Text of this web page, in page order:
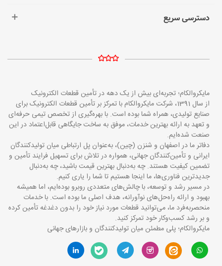
دسترسی سریع
مایکروالکام؛ تجربه‌ای بیش از یک دهه در تأمین قطعات الکترونیک
از سال 1391، شرکت مایکروالکام با تمرکز بر تأمین قطعات الکترونیک برای
صنایع تولیدی، همراه شما بوده است. با بهره‌گیری از تخصص تیمی حرفه‌ای
و تعهد به ارائه بهترین خدمات، موفق به ساخت جایگاهی قابل‌اعتماد در این
صنعت شده‌ایم.
دفاتر ما در اصفهان و شنزن (چین)، به‌عنوان پل ارتباطی میان تولیدکنندگان
ایرانی و تأمین‌کنندگان جهانی، همواره در تلاش برای تسهیل فرایند تأمین و
تضمین کیفیت هستند. چه به‌دنبال بهترین قیمت باشید، چه به‌دنبال
جدیدترین فناوری‌ها، ما اینجا هستیم تا شما را یاری کنیم.
در مسیر رشد و توسعه، با چالش‌های متعددی روبرو بوده‌ایم، اما همیشه
بهبود و ارائه راه‌حل‌های نوآورانه، هدف اصلی ما بوده است. با خدمات
منحصربه‌فرد ما، می‌توانید قطعات مورد نیاز خود را بدون دغدغه تأمین کرده
و بر رشد کسب‌وکار خود تمرکز کنید.
مایکروالکام؛ پلی مطمئن میان تولیدکنندگان و بازارهای جهانی